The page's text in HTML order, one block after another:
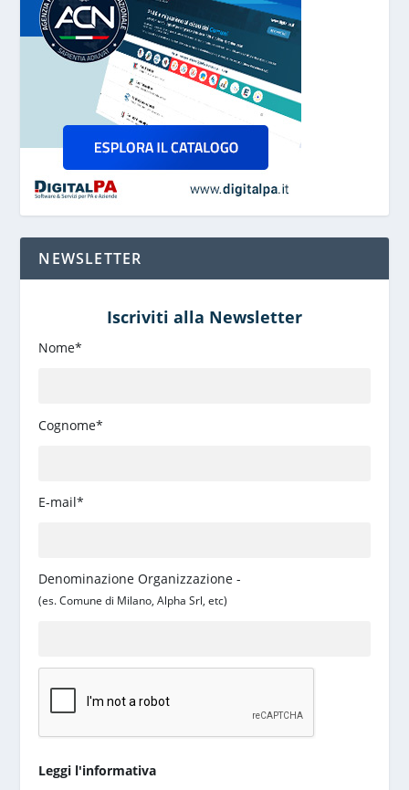
NEWSLETTER
Iscriviti alla Newsletter
Nome*
Cognome*
E-mail*
Denominazione Organizzazione -
(es. Comune di Milano, Alpha Srl, etc)
Leggi l'informativa